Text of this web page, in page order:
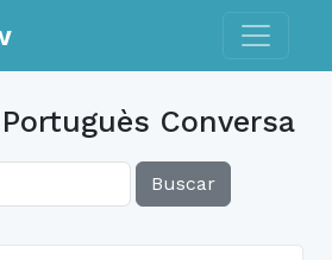
Toggle
Portuguès Conversa
Buscar